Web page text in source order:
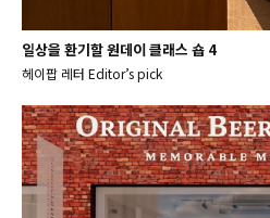
일상을 환기할 원데이 클래스 숍 4
헤이팝 레터 Editor’s pick